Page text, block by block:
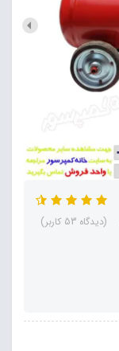
(دیدگاه 53 کاربر)